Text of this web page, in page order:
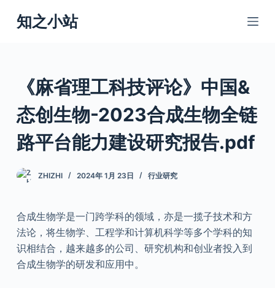
跳
过
知之小站
《麻省理工科技评论》中国&
态创生物-2023合成生物全链
路平台能力建设研究报告.pdf
ZHIZHI 2024年 1月 23日 行业研究
合成生物学是一门跨学科的领域，亦是一揽子技术和方
法论，将生物学、工程学和计算机科学等多个学科的知
识相结合，越来越多的公司、研究机构和创业者投入到
合成生物学的研发和应用中。